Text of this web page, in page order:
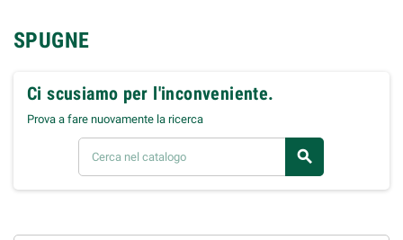
SPUGNE
Ci scusiamo per l'inconveniente.
Prova a fare nuovamente la ricerca
search